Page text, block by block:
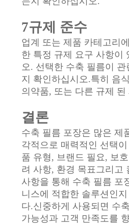
7규제 준수
업계 또는 제품 카테고리
한 특정 규제 요구 사항이
오. 선택한 수축 필름이
지 확인하십시오.특히 음
의약품, 또는 다른 규제 된
결론
수축 필름 포장은 많은 제
각적으로 매력적인 선택
품 유형, 브랜드 필요, 보
려 사항, 환경 목표그리고
사항을 통해 수축 필름 포
니스에 적합한 솔루션인
다.신중하게 사용되면 수
가능성과 고객 만족도를